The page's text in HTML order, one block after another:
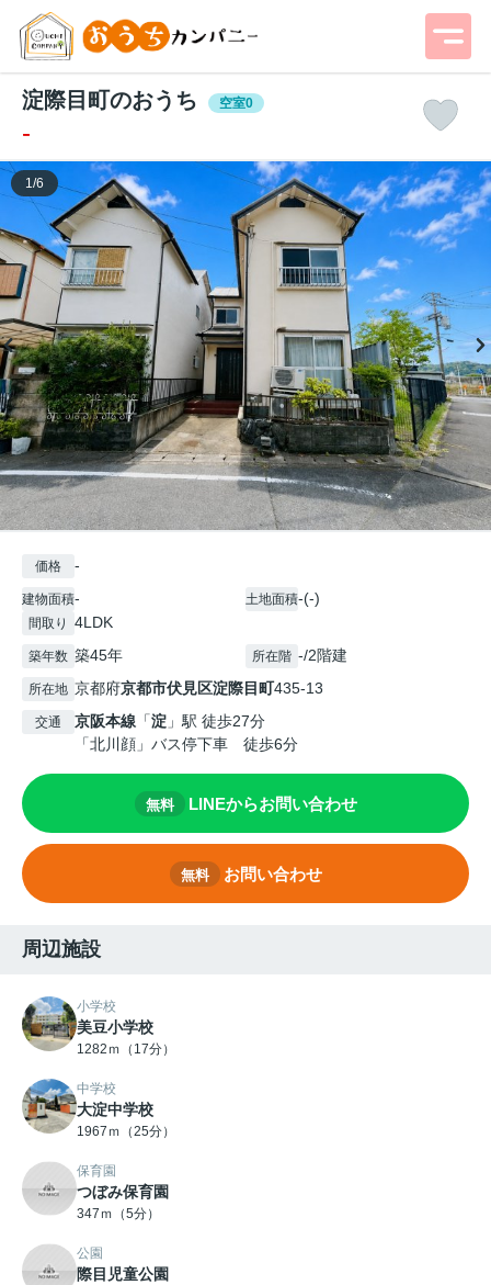
淀際目町のおうち 空室0
-
1 /6
価格 -
建物面積- 土地面積-(-)
間取り 4LDK
築年数 築45年 所在階 -/2階建
所在地 京都府京都市伏見区淀際目町435-13
交通 京阪本線 「淀 」駅 徒歩27分
「北川顔」バス停下車 徒歩6分
無料 LINEからお問い合わせ
無料 お問い合わせ
周辺施設
小学校
美豆小学校
1282ｍ（17分）
中学校
大淀中学校
1967ｍ（25分）
保育園
つぼみ保育園
347ｍ（5分）
公園
際目児童公園